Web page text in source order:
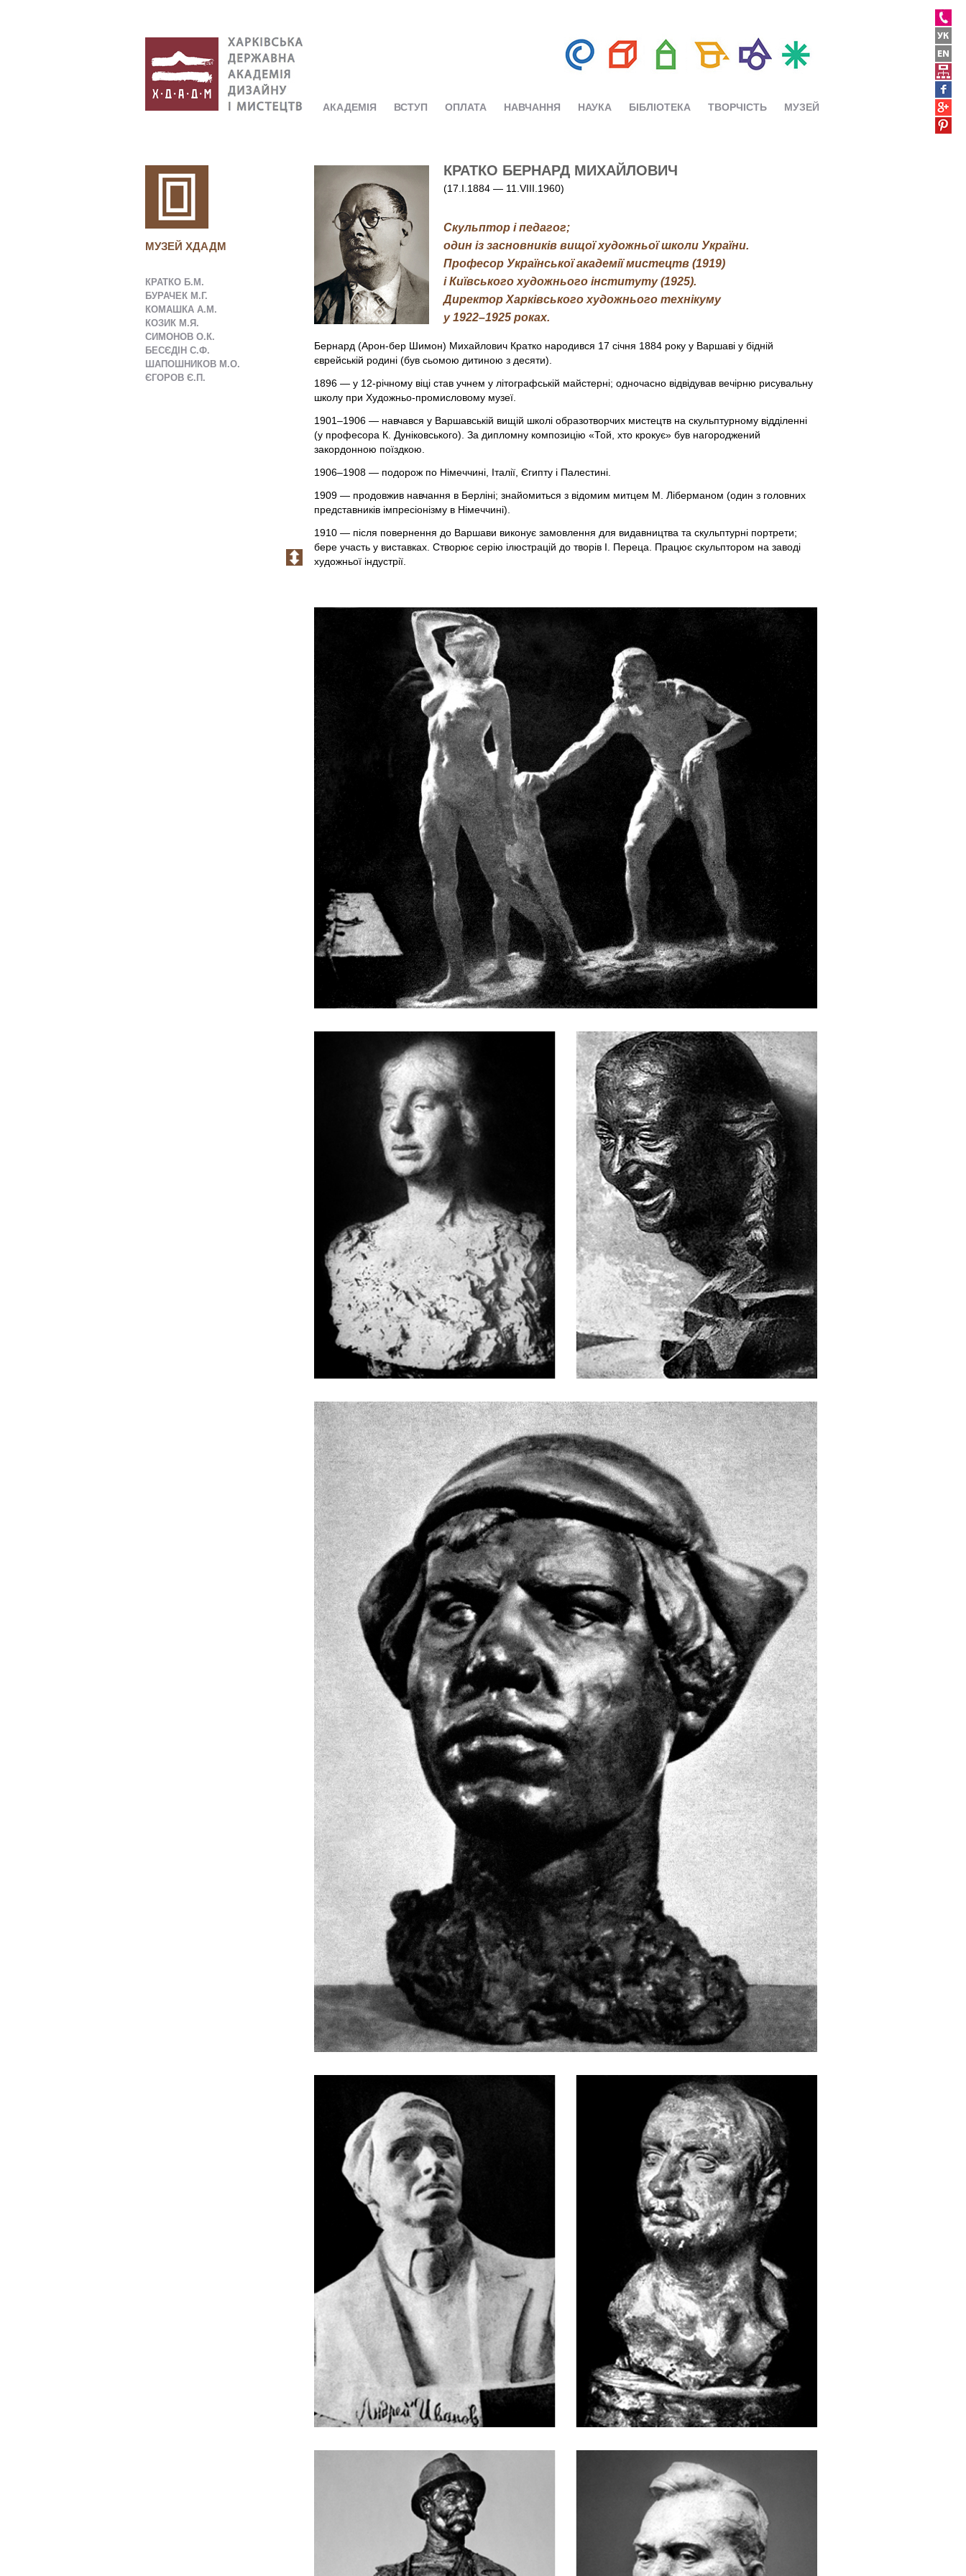
АКАДЕМІЯ ВСТУП ОПЛАТА НАВЧАННЯ НАУКА БІБЛІОТЕКА ТВОРЧІСТЬ МУЗЕЙ
МУЗЕЙ ХДАДМ
КРАТКО Б.М.
БУРАЧЕК М.Г.
КОМАШКА А.М.
КОЗИК М.Я.
СИМОНОВ О.К.
БЕСЄДІН С.Ф.
ШАПОШНИКОВ М.О.
ЄГОРОВ Є.П.
КРАТКО БЕРНАРД МИХАЙЛОВИЧ
(17.I.1884 — 11.VIII.1960)
Cкульптор і педагог;
один із засновників вищої художньої школи України.
Професор Української академії мистецтв (1919)
і Київського художнього інституту (1925).
Директор Харківського художнього технікуму
у 1922–1925 роках.
Бернард (Арон-бер Шимон) Михайлович Кратко народився 17 січня 1884 року у Варшаві у бідній
єврейській родині (був сьомою дитиною з десяти).
1896 — у 12-річному віці став учнем у літографській майстерні; одночасно відвідував вечірню рисувальну
школу при Художньо-промисловому музеї.
1901–1906 — навчався у Варшавській вищій школі образотворчих мистецтв на скульптурному відділенні
(у професора К. Дуніковського). За дипломну композицію «Той, хто крокує» був нагороджений
закордонною поїздкою.
1906–1908 — подорож по Німеччині, Італії, Єгипту і Палестині.
1909 — продовжив навчання в Берліні; знайомиться з відомим митцем М. Ліберманом (один з головних
представників імпресіонізму в Німеччині).
1910 — після повернення до Варшави виконує замовлення для видавництва та скульптурні портрети;
бере участь у виставках. Створює серію ілюстрацій до творів І. Переца. Працює скульптором на заводі
художньої індустрії.